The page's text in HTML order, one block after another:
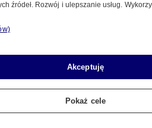
w Waszyngtonie Dorothy
szefowej amerykańskiej
źródeł. Rozwój i ulepszanie usług.
Akceptuję
Pokaż cele